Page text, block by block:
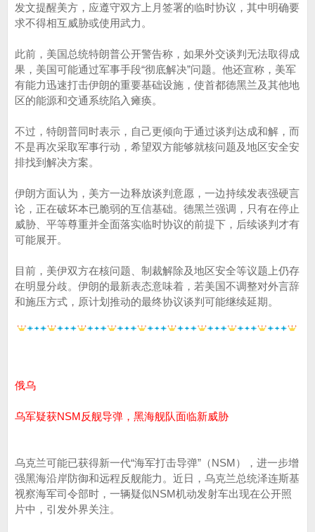
发文提醒美方，应遵守双方上月签署的临时协议，其中明确要
求不得相互威胁或使用武力。
此前，美国总统特朗普公开警告称，如果外交谈判无法取得成
果，美国可能通过军事手段“彻底解决”问题。他还宣称，美军
有能力迅速打击伊朗的重要基础设施，使首都德黑兰及其他地
区的能源和交通系统陷入瘫痪。
不过，特朗普同时表示，自己更倾向于通过谈判达成和解，而
不是再次采取军事行动，希望双方能够就核问题及地区安全安
排找到解决方案。
伊朗方面认为，美方一边释放谈判意愿，一边持续发表强硬言
论，正在破坏本已脆弱的互信基础。德黑兰强调，只有在停止
威胁、平等尊重并全面落实临时协议的前提下，后续谈判才有
可能展开。
目前，美伊双方在核问题、制裁解除及地区安全等议题上仍存
在明显分歧。伊朗的最新表态意味着，若美国不调整对外言辞
和施压方式，原计划推动的最终协议谈判可能继续延期。
俄乌
乌军疑获NSM反舰导弹，黑海舰队面临新威胁
乌克兰可能已获得新一代“海军打击导弹”（NSM），进一步增
强黑海沿岸防御和远程反舰能力。近日，乌克兰总统泽连斯基
视察海军司令部时，一辆疑似NSM机动发射车出现在公开照
片中，引发外界关注。